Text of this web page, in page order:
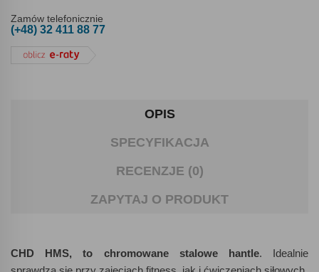
Zamów telefonicznie
(+48) 32 411 88 77
OPIS
SPECYFIKACJA
RECENZJE (0)
ZAPYTAJ O PRODUKT
CHD HMS, to chromowane stalowe hantle. Idealnie